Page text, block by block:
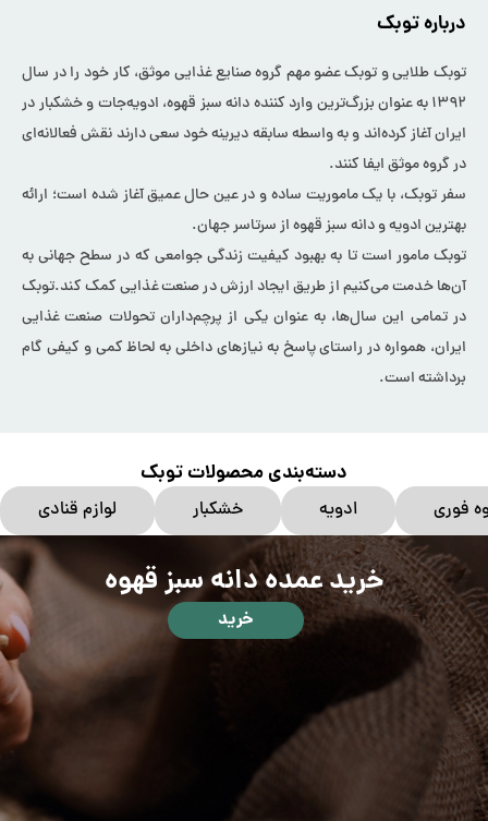
درباره توبک
توبک طلایی و توبک عضو مهم گروه صنایع غذایی موثق، کار خود را در سال
۱۳۹۲ به عنوان بزرگ‌ترین وارد کننده دانه سبز قهوه، ادویه‌جات و خشکبار در
ایران آغاز کرده‌اند و به واسطه سابقه دیرینه خود سعی دارند نقش فعالانه‌ای
در گروه موثق ایفا کنند.
سفر توبک، با یک ماموریت ساده و در عین حال عمیق آغاز شده است؛ ارائه
بهترین ادویه و دانه سبز قهوه از سرتاسر جهان.
توبک مامور است تا به بهبود کیفیت زندگی جوامعی که در سطح جهانی به
آن‌ها خدمت می‌کنیم از طریق ایجاد ارزش در صنعت غذایی کمک کند.توبک
در تمامی این سال‌ها، به عنوان یکی از پرچم‌داران تحولات صنعت غذایی
ایران، همواره در راستای پاسخ به نیازهای داخلی به لحاظ کمی و کیفی گام
برداشته است.
دسته‌بندی محصولات توبک
فوری ادویه خشکبار لوازم قنادی
خرید عمده دانه سبز قهوه
خرید